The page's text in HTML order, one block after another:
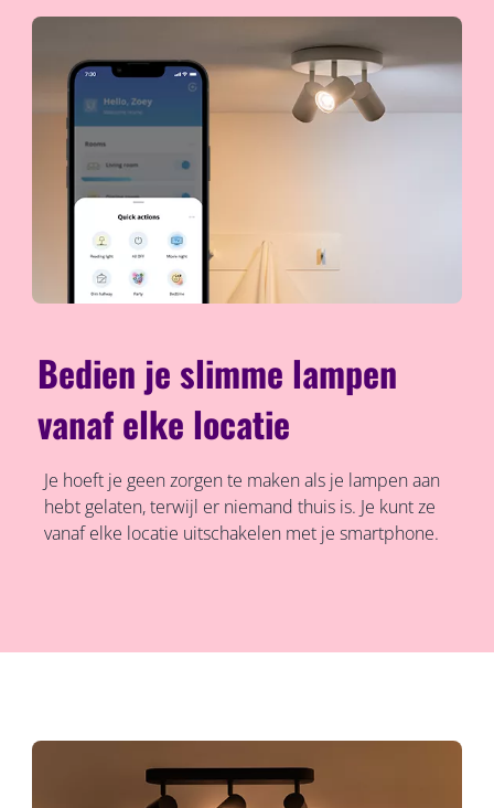
Bedien je slimme lampen
vanaf elke locatie
Je hoeft je geen zorgen te maken als je lampen aan
hebt gelaten, terwijl er niemand thuis is. Je kunt ze
vanaf elke locatie uitschakelen met je smartphone.